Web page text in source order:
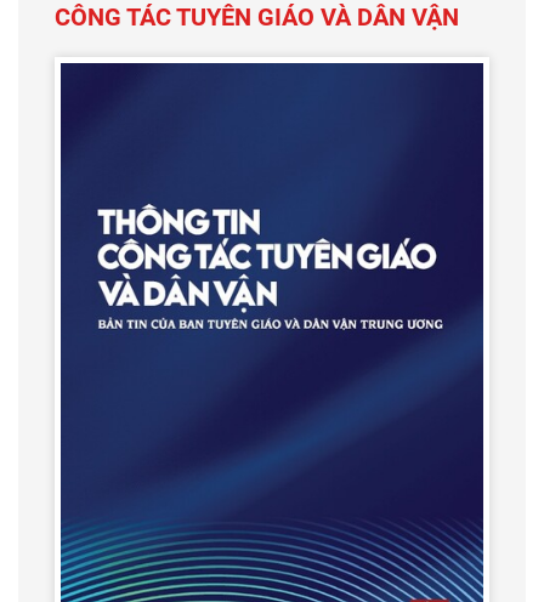
CÔNG TÁC TUYÊN GIÁO VÀ DÂN VẬN